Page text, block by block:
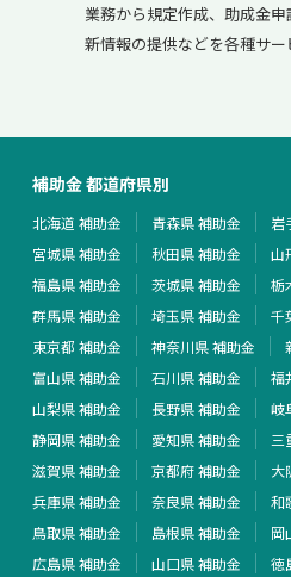
業務から規定作成、助成金
新情報の提供などを各種サー
補助金 都道府県別
北海道 補助金 青森県 補助金
岩
宮城県 補助金
秋田県 補助金
山
福島県 補助金
茨城県 補助金
栃
群馬県 補助金
埼玉県 補助金
千
東京都 補助金
神奈川県 補助金
富山県 補助金
石川県 補助金
福
山梨県 補助金
長野県 補助金
岐
静岡県 補助金
愛知県 補助金
三
滋賀県 補助金
京都府 補助金
大
兵庫県 補助金
奈良県 補助金
和
鳥取県 補助金
島根県 補助金
岡
広島県 補助金
山口県 補助金
徳